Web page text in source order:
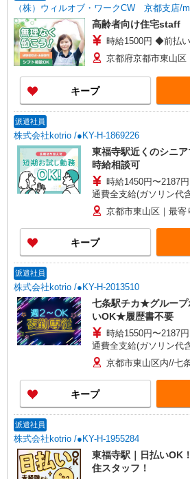
（株）ウィルオブ・ワークCW 京都支店/
高齢者向け住宅staff
時給1500
京都府京都市東山区
キープ
派遣社員
株式会社kotrio /●KY-H-1869226
東福寺駅近くのシニ
時給相談可
時給1450円〜2187
通費全支給(ガソリン代
京都市東山区｜最寄
キープ
派遣社員
株式会社kotrio /●KY-H-2013510
七条駅チカ★グルー
いOK★履歴書不要
時給1550円〜2187
通費全支給(ガソリン代
京都市東山区内//七
キープ
派遣社員
株式会社kotrio /●KY-H-1955284
東福寺駅｜日払いOK
住スタッフ！